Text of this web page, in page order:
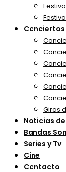
Conciertos
Giras
Noticias
Bandas
Series y Tv
Cine
Contacto